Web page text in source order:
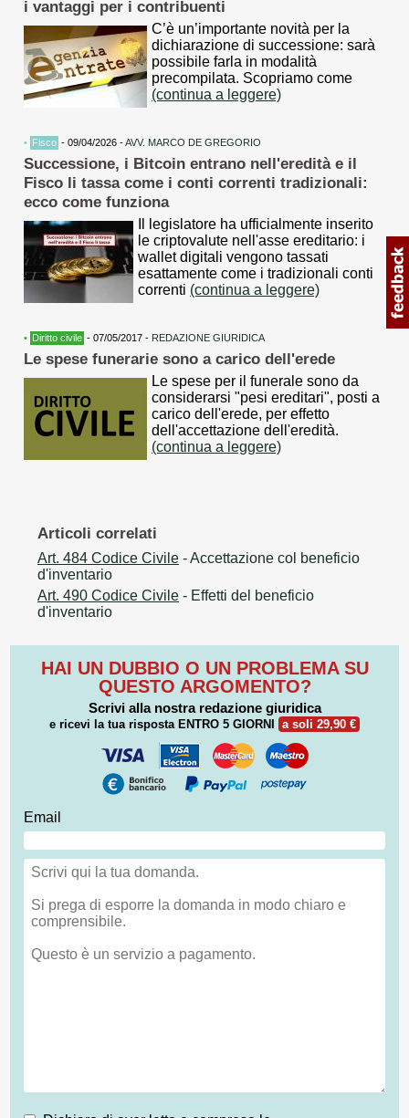
i vantaggi per i contribuenti
C’è un’importante novità per la
dichiarazione di successione: sarà
possibile farla in modalità
precompilata. Scopriamo come
(continua a leggere)
• Fisco - 09/04/2026 -AVV. MARCO DE GREGORIO
Successione, i Bitcoin entrano nell'eredità e il
Fisco li tassa come i conti correnti tradizionali:
ecco come funziona
Il legislatore ha ufficialmente inserito
le criptovalute nell'asse ereditario: i
wallet digitali vengono tassati
esattamente come i tradizionali conti
correnti (continua a leggere)
• Diritto civile - 07/05/2017 - REDAZIONE GIURIDICA
Le spese funerarie sono a carico dell'erede
Le spese per il funerale sono da
considerarsi "pesi ereditari", posti a
carico dell'erede, per effetto
dell'accettazione dell'eredità.
(continua a leggere)
Articoli correlati
Art. 484 Codice Civile - Accettazione col beneficio
d'inventario
Art. 490 Codice Civile - Effetti del beneficio
d'inventario
HAI UN DUBBIO O UN PROBLEMA SU
QUESTO ARGOMENTO?
Scrivi alla nostra redazione giuridica
e ricevi la tua risposta ENTRO 5 GIORNI a soli 29,90 €
Email